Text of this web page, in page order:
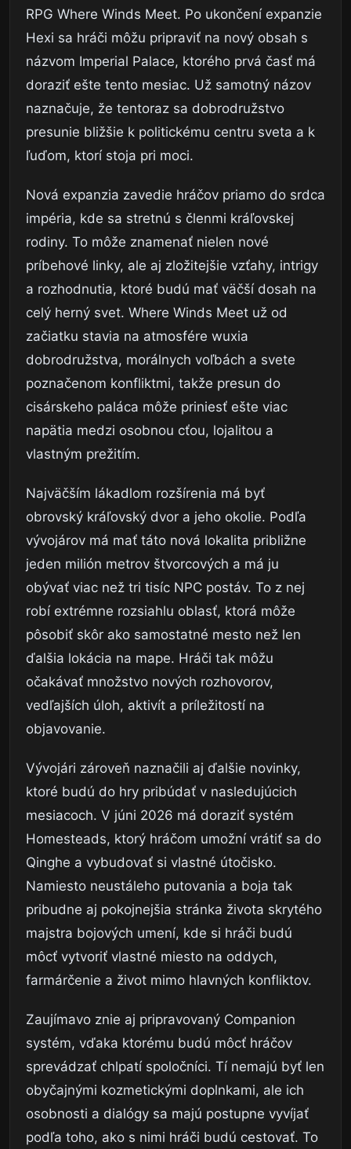
RPG Where Winds Meet. Po ukončení expanzie
Hexi sa hráči môžu pripraviť na nový obsah s
názvom Imperial Palace, ktorého prvá časť má
doraziť ešte tento mesiac. Už samotný názov
naznačuje, že tentoraz sa dobrodružstvo
presunie bližšie k politickému centru sveta a k
ľuďom, ktorí stoja pri moci.
Nová expanzia zavedie hráčov priamo do srdca
impéria, kde sa stretnú s členmi kráľovskej
rodiny. To môže znamenať nielen nové
príbehové linky, ale aj zložitejšie vzťahy, intrigy
a rozhodnutia, ktoré budú mať väčší dosah na
celý herný svet. Where Winds Meet už od
začiatku stavia na atmosfére wuxia
dobrodružstva, morálnych voľbách a svete
poznačenom konfliktmi, takže presun do
cisárskeho paláca môže priniesť ešte viac
napätia medzi osobnou cťou, lojalitou a
vlastným prežitím.
Najväčším lákadlom rozšírenia má byť
obrovský kráľovský dvor a jeho okolie. Podľa
vývojárov má mať táto nová lokalita približne
jeden milión metrov štvorcových a má ju
obývať viac než tri tisíc NPC postáv. To z nej
robí extrémne rozsiahlu oblasť, ktorá môže
pôsobiť skôr ako samostatné mesto než len
ďalšia lokácia na mape. Hráči tak môžu
očakávať množstvo nových rozhovorov,
vedľajších úloh, aktivít a príležitostí na
objavovanie.
Vývojári zároveň naznačili aj ďalšie novinky,
ktoré budú do hry pribúdať v nasledujúcich
mesiacoch. V júni 2026 má doraziť systém
Homesteads, ktorý hráčom umožní vrátiť sa do
Qinghe a vybudovať si vlastné útočisko.
Namiesto neustáleho putovania a boja tak
pribudne aj pokojnejšia stránka života skrytého
majstra bojových umení, kde si hráči budú
môcť vytvoriť vlastné miesto na oddych,
farmárčenie a život mimo hlavných konfliktov.
Zaujímavo znie aj pripravovaný Companion
systém, vďaka ktorému budú môcť hráčov
sprevádzať chlpatí spoločníci. Tí nemajú byť len
obyčajnými kozmetickými doplnkami, ale ich
osobnosti a dialógy sa majú postupne vyvíjať
podľa toho, ako s nimi hráči budú cestovať. To